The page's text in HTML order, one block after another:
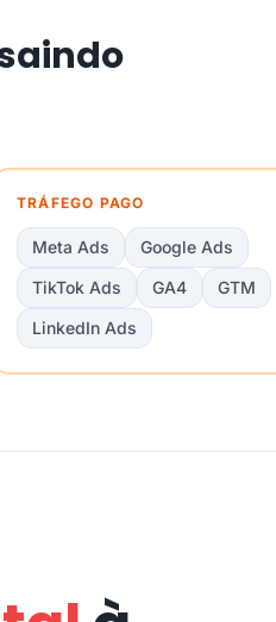
TRÁFEGO PAGO
Meta Ads
Google Ads
TikTok Ads
GA4
GTM
LinkedIn Ads